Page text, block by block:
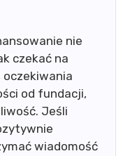
nie
czekać na
oczekiwania
od fundacji,
Jeśli
wiadomość